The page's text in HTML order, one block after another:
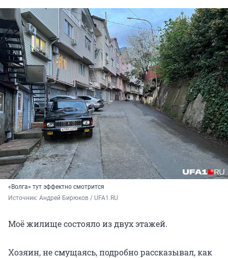
«Волга» тут эффектно смотрится
Источник: Андрей Бирюков / UFA1.RU
Моё жилище состояло из двух этажей.
Хозяин, не смущаясь, подробно рассказывал, как